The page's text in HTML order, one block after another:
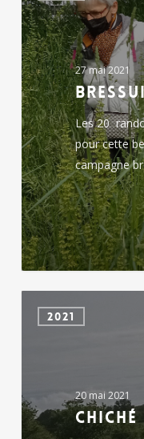
27 mai 2021
Les 20
pour cette
campagne
2021
20 mai 2021
Chiché